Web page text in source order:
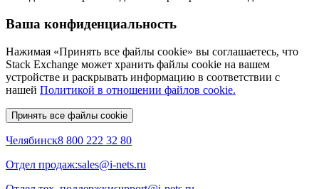
Ваша конфиденциальность
Нажимая «Принять все файлы cookie» вы соглашаетесь, что
Stack Exchange может хранить файлы cookie на вашем
устройстве и раскрывать информацию в соответствии с
нашей Политикой в отношении файлов cookie.
Принять все файлы cookie
Челябинск8 800 222 32 80
Отдел продаж:sales@i-nets.ru